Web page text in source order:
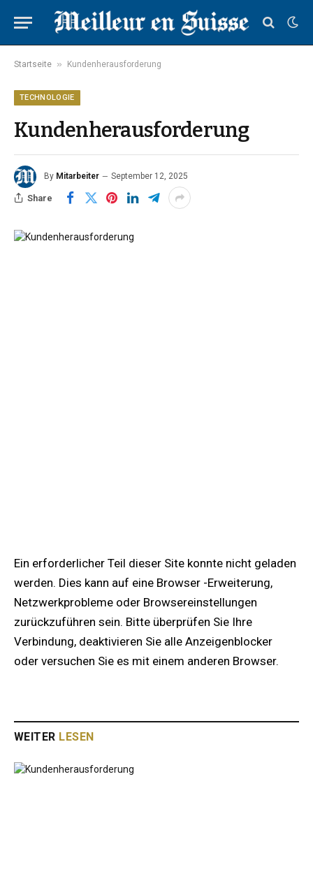
Startseite » Kundenherausforderung
TECHNOLOGIE
Kundenherausforderung
By Mitarbeiter September 12, 2025
Share
Ein erforderlicher Teil dieser Site konnte nicht geladen
werden. Dies kann auf eine Browser -Erweiterung,
Netzwerkprobleme oder Browsereinstellungen
zurückzuführen sein. Bitte überprüfen Sie Ihre
Verbindung, deaktivieren Sie alle Anzeigenblocker
oder versuchen Sie es mit einem anderen Browser.
WEITER LESEN